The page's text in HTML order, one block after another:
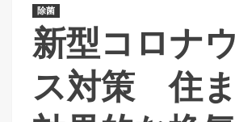
除菌
新型コロナ
ス対策 住